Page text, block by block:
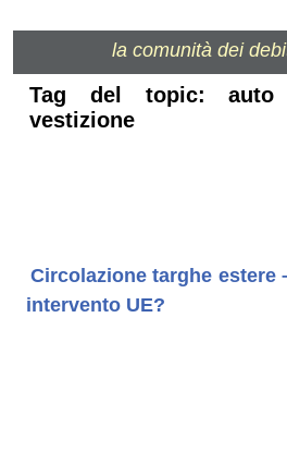
la comunità dei
Tag del topic: auto
vestizione
Circolazione targhe estere
intervento UE?